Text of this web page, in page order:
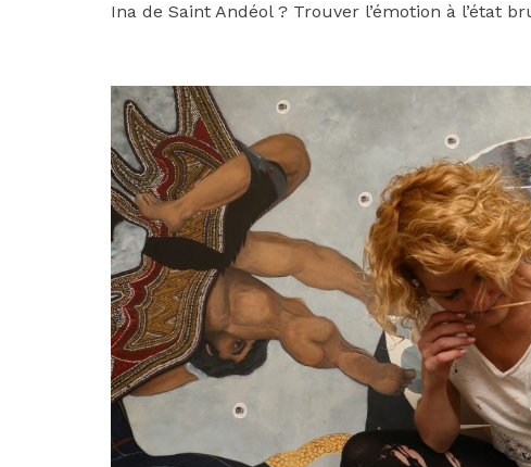
Ina de Saint Andéol ? Trouver l’émotion à l’état